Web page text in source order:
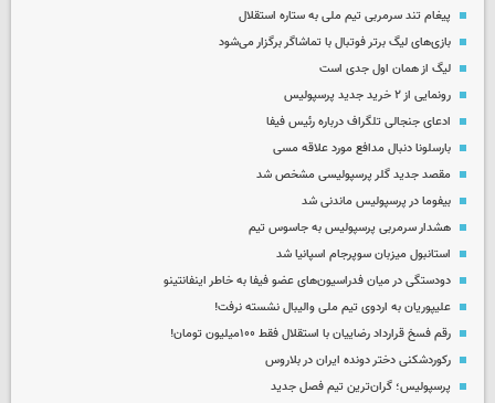
پیغام تند سرمربی تیم ملی به ستاره استقلال
بازی‌های لیگ برتر فوتبال با تماشاگر برگزار می‌شود
لیگ از همان اول جدی است
رونمایی از ۲ خرید جدید پرسپولیس
ادعای جنجالی تلگراف درباره رئیس فیفا
بارسلونا دنبال مدافع مورد علاقه مسی
مقصد جدید گلر پرسپولیسی مشخص شد
بیفوما در پرسپولیس ماندنی شد
هشدار سرمربی پرسپولیس به جاسوس تیم
استانبول میزبان سوپرجام اسپانیا شد
دودستگی در میان فدراسیون‌های عضو فیفا به خاطر اینفانتینو
علیپوریان به اردوی تیم ملی والیبال نشسته نرفت!
رقم فسخ قرارداد رضاییان با استقلال فقط ۱۰۰میلیون تومان!
رکوردشکنی دختر دونده ایران در بلاروس
پرسپولیس؛ گران‌ترین تیم فصل جدید